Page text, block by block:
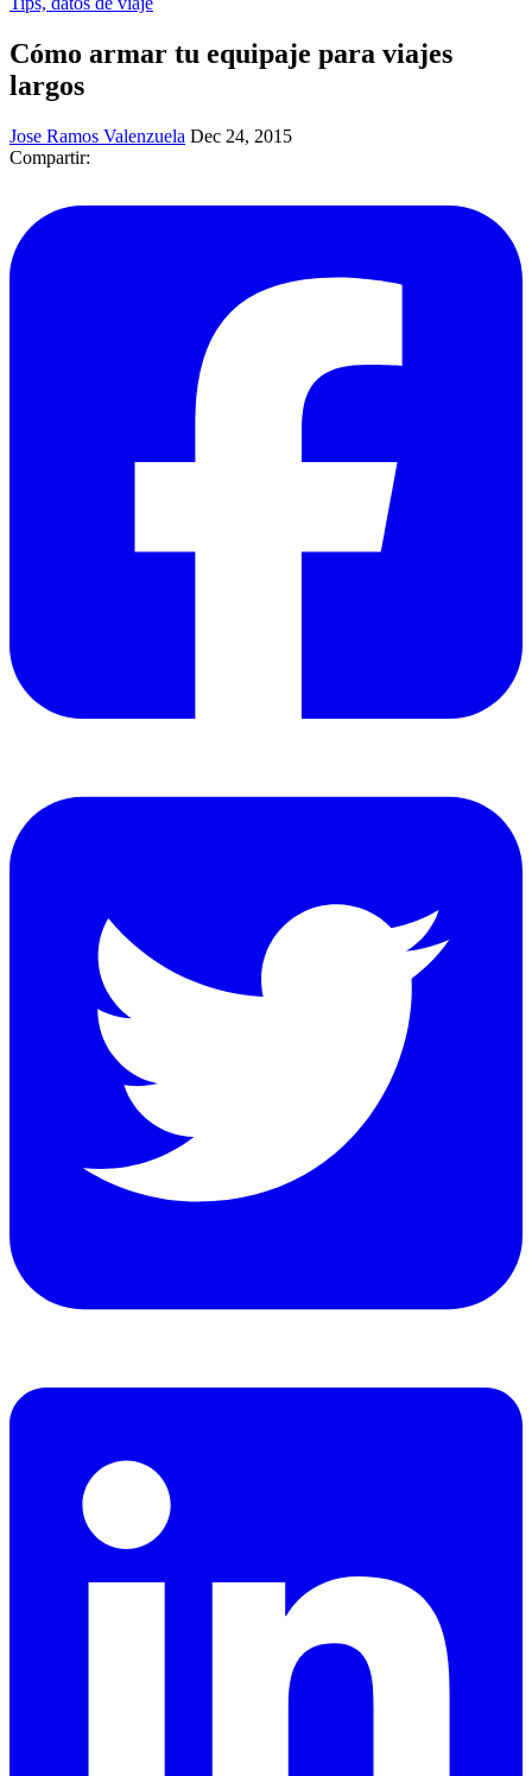
Cómo armar tu equipaje para viajes
largos
Jose Ramos Valenzuela Dec 24, 2015
Compartir: